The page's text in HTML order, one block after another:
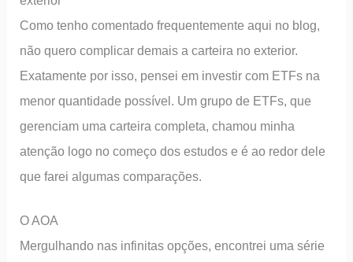
Como tenho comentado frequentemente aqui no blog,
não quero complicar demais a carteira no exterior.
Exatamente por isso, pensei em investir com ETFs na
menor quantidade possível. Um grupo de ETFs, que
gerenciam uma carteira completa, chamou minha
atenção logo no começo dos estudos e é ao redor dele
que farei algumas comparações.
O AOA
Mergulhando nas infinitas opções, encontrei uma série